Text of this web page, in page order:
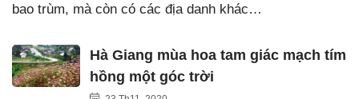
bao trùm, mà còn có các địa danh khác…
Hà Giang mùa hoa tam giác mạch tím
hồng một góc trời